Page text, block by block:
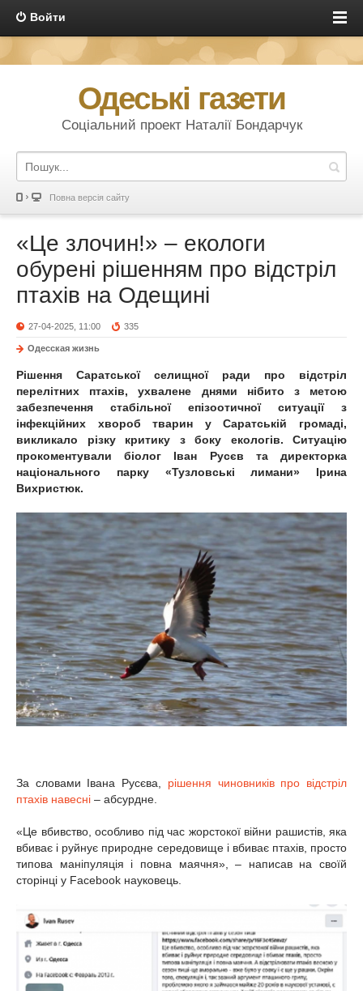
Войти
Одеські газети
Соціальний проект Наталії Бондарчук
Повна версія сайту
«Це злочин!» – екологи
обурені рішенням про відстріл
птахів на Одещині
27-04-2025, 11:00 335
Одесская жизнь
Рішення Саратської селищної ради про відстріл
перелітних птахів, ухвалене днями нібито з метою
забезпечення стабільної епізоотичної ситуації з
інфекційних хвороб тварин у Саратській громаді,
викликало різку критику з боку екологів. Ситуацію
прокоментували біолог Іван Русєв та директорка
національного парку «Тузловські лимани» Ірина
Вихристюк.
За словами Івана Русєва,
рішення чиновників про відстріл
птахів навесні – абсурдне.
«Це вбивство, особливо під час жорстокої війни рашистів, яка
вбиває і руйнує природне середовище і вбиває птахів, просто
типова маніпуляція і повна маячня», – написав на своїй
сторінці у Facebook науковець.